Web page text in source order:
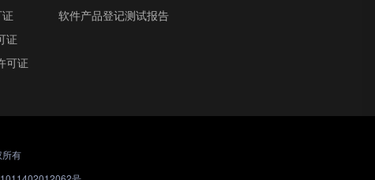
证
可证
软件产品登记测试报告
有